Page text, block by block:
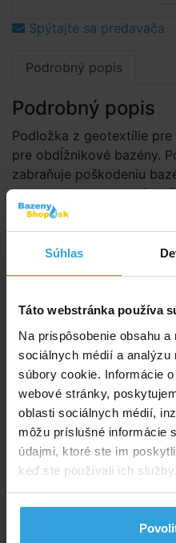
Súhlas
Táto webstránka používa
Na prispôsobenie obsahu
sociálnych médií a analýzu
súbory cookie. Informácie
webové stránky,
oblasti sociálnych médií,
môžu príslušné informácie
údajmi, ktoré ste im
keď ste používali ich služby.
Spýtajte sa predavača
Podrobný popis
Podrobný popis
Podložka z geotextílie pre
pre obdĺžnikové bazény.
zabraňuje poškodeniu
pretrhnutiu, prerastaniu
rovnú preosiatu zeminu
geotextílie je vyrobený zo
striže, je odolný proti
Parametry
Tvar:
Druh:
Skutočný rozmer:
Gramáž: